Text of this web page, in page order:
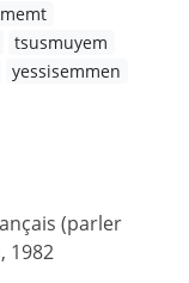
tsusmuyem
yessisemmen
(parler
1982